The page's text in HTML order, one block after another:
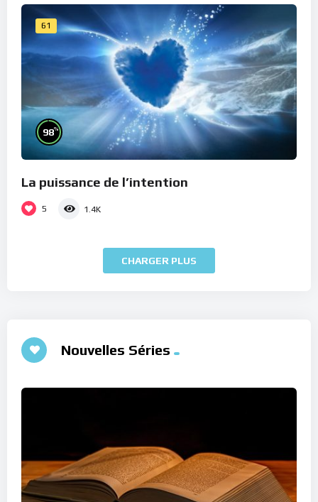
61
98%
La puissance de l’intention
5 1.4K
CHARGER PLUS
Nouvelles Séries